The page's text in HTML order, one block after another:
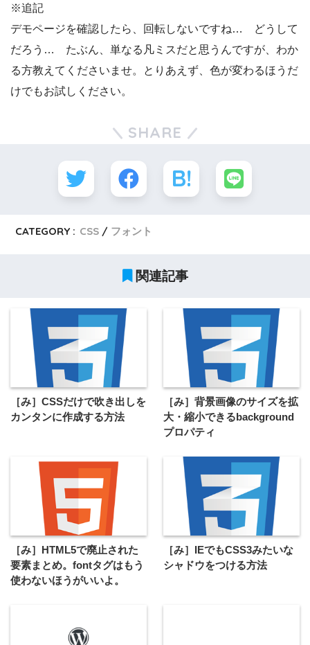
※追記
デモページを確認したら、回転しないですね… どうして
だろう… たぶん、単なる凡ミスだと思うんですが、わか
る方教えてくださいませ。とりあえず、色が変わるほうだ
けでもお試しください。
SHARE
CATEGORY : CSS フォント
関連記事
［み］CSSだけで吹き出しを
カンタンに作成する方法
［み］背景画像のサイズを拡
大・縮小できるbackground
プロパティ
［み］HTML5で廃止された
要素まとめ。fontタグはもう
使わないほうがいいよ。
［み］IEでもCSS3みたいな
シャドウをつける方法